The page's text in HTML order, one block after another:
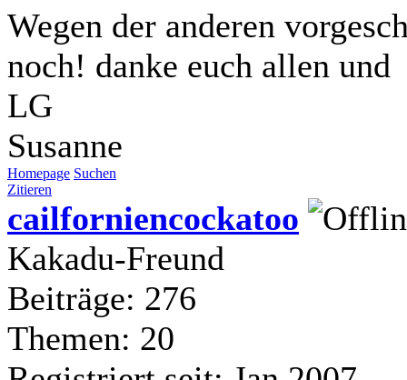
Wegen der anderen
noch! danke euch allen und
LG
Susanne
Homepage Suchen
Zitieren
cailforniencockatoo
Kakadu-Freund
Beiträge: 276
Themen: 20